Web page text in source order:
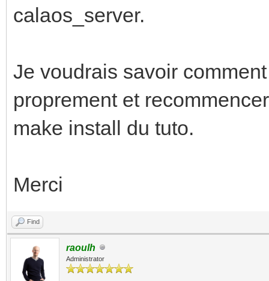
calaos_server.
Je voudrais savoir
proprement et
make install du tuto.
Merci
Find
raoulh
Administrator